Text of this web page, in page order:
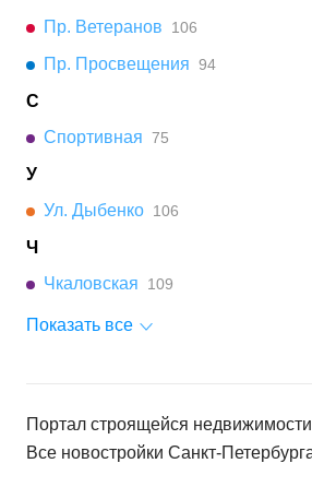
Пр. Ветеранов 106
Пр. Просвещения 94
С
Спортивная 75
У
Ул. Дыбенко 106
Ч
Чкаловская
109
Показать все
Портал строящейся
Все новостройки Санкт-